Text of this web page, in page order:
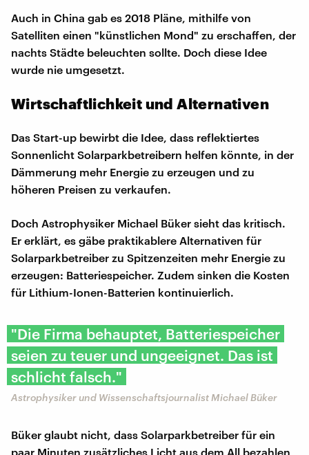
Auch in China gab es 2018 Pläne, mithilfe von
Satelliten einen "künstlichen Mond" zu erschaffen, der
nachts Städte beleuchten sollte. Doch diese Idee
wurde nie umgesetzt.
Wirtschaftlichkeit und Alternativen
Das Start-up bewirbt die Idee, dass reflektiertes
Sonnenlicht Solarparkbetreibern helfen könnte, in der
Dämmerung mehr Energie zu erzeugen und zu
höheren Preisen zu verkaufen.
Doch Astrophysiker Michael Büker sieht das kritisch.
Er erklärt, es gäbe praktikablere Alternativen für
Solarparkbetreiber zu Spitzenzeiten mehr Energie zu
erzeugen: Batteriespeicher. Zudem sinken die Kosten
für Lithium-Ionen-Batterien kontinuierlich.
"Die Firma behauptet, Batteriespeicher
seien zu teuer und ungeeignet. Das ist
schlicht falsch."
Astrophysiker und Wissenschaftsjournalist Michael Büker
Büker glaubt nicht, dass Solarparkbetreiber für ein
paar Minuten zusätzliches Licht aus dem All bezahlen